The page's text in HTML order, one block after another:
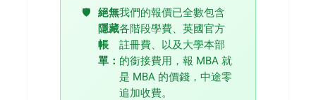
絕無
隱藏
帳
單：
我們的報價已全數包含
各階段學費、英國官方
註冊費、以及大學本部
的銜接費用，報 MBA 就
是 MBA 的價錢，中途零
追加收費。